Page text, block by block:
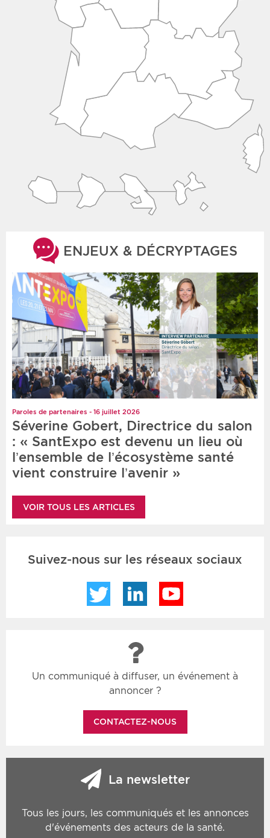
ENJEUX & DÉCRYPTAGES
Paroles de partenaires - 16 juillet 2026
Séverine Gobert, Directrice du salon
: « SantExpo est devenu un lieu où
l’ensemble de l’écosystème santé
vient construire l’avenir »
VOIR TOUS LES ARTICLES
Suivez-nous sur les réseaux sociaux
Twitter LinkedIn
Un communiqué à diffuser, un événement à
annoncer ?
CONTACTEZ-NOUS
La newsletter
Tous les jours, les communiqués et les annonces
d'événements des acteurs de la santé.